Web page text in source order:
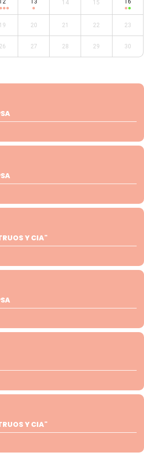
12 13 14 15 16
19 20 21 22 23
26 27 28 29 30
Y CIA"
Y CIA"